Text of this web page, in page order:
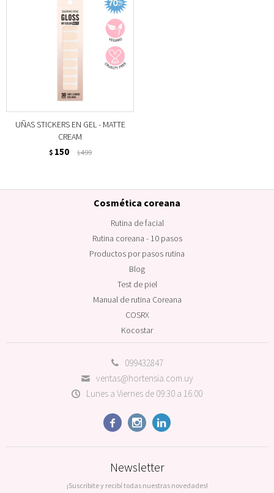
UÑAS STICKERS EN GEL - MATTE
CREAM
$ 150 $499
099432847
ventas@hortensia.com.uy
Lunes a Viernes de 09:30 a 16:00
  
Cosmética coreana
Rutina de facial
Rutina coreana - 10 pasos
Productos por pasos rutina
Blog
Test de piel
Manual de rutina Coreana
COSRX
Kocostar
Newsletter
¡Suscribite y recibí todas nuestras novedades!